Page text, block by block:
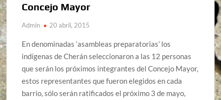
Concejo Mayor
Admin 20 abril, 2015
En denominadas ‘asambleas preparatorias’ los
indígenas de Cherán seleccionaron a las 12 personas
que serán los próximos integrantes del Concejo Mayor,
estos representantes que fueron elegidos en cada
barrio, sólo serán ratificados el próximo 3 de mayo,